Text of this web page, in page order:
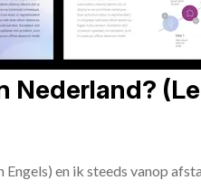
Nederland?
en ik steeds vanop